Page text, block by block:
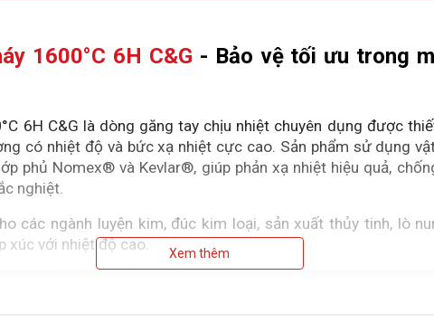
1600°C 6H C&G - Bảo vệ tối ưu trong
6H C&G là dòng găng tay chịu nhiệt chuyên dụng được
có nhiệt độ và bức xạ nhiệt cực cao. Sản phẩm sử dụng
phủ Nomex® và Kevlar®, giúp phản xạ nhiệt hiệu quả,
nghiệt.
các ngành luyện kim, đúc kim loại, sản xuất thủy tinh, lò
xúc với nhiệt độ cao.
Xem thêm